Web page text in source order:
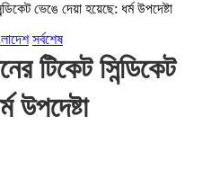
ভেঙে দেয়া হয়েছে: ধর্ম উপদেষ্টা
সর্বশেষ
টিকেট সিন্ডিকেট
উপদেষ্টা